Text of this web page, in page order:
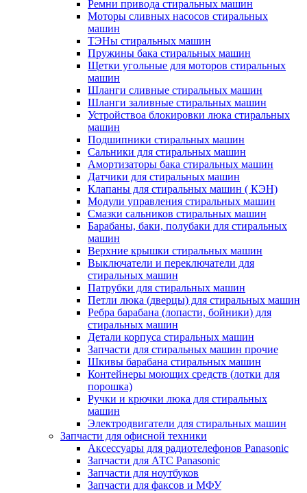
Ремни привода стиральных машин
Моторы сливных насосов стиральных
машин
ТЭНы стиральных машин
Пружины бака стиральных машин
Щетки угольные для моторов стиральных
машин
Шланги сливные стиральных машин
Шланги заливные стиральных машин
Устройствоа блокировки люка стиральных
машин
Подшипники стиральных машин
Сальники для стиральных машин
Амортизаторы бака стиральных машин
Датчики для стиральных машин
Клапаны для стиральных машин ( КЭН)
Модули управления стиральных машин
Смазки сальников стиральных машин
Барабаны, баки, полубаки для стиральных
машин
Верхние крышки стиральных машин
Выключатели и переключатели для
стиральных машин
Патрубки для стиральных машин
Петли люка (дверцы) для стиральных машин
Ребра барабана (лопасти, бойники) для
стиральных машин
Детали корпуса стиральных машин
Запчасти для стиральных машин прочие
Шкивы барабана стиральных машин
Контейнеры моющих средств (лотки для
порошка)
Ручки и крючки люка для стиральных
машин
Электродвигатели для стиральных машин
Запчасти для офисной техники
Аксессуары для радиотелефонов Panasonic
Запчасти для АТС Panasonic
Запчасти для ноутбуков
Запчасти для факсов и МФУ